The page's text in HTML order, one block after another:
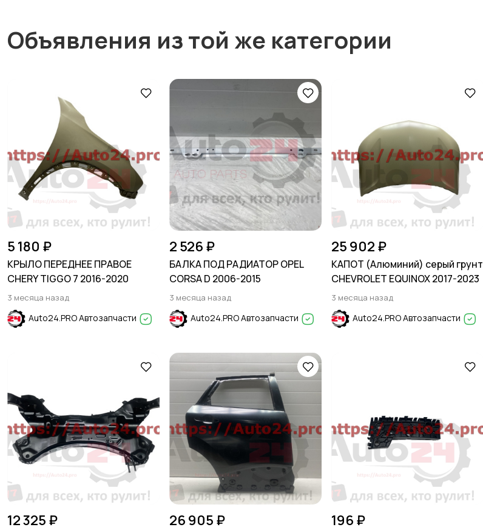
Объявления из той же категории
5 180 ₽
КРЫЛО ПЕРЕДНЕЕ ПРАВОЕ
CHERY TIGGO 7 2016-2020
3 месяца назад
Auto24.PRO Автозапчасти
2 526 ₽
БАЛКА ПОД РАДИАТОР OPEL
CORSA D 2006-2015
3 месяца назад
Auto24.PRO Автозапчасти
25 902 ₽
КАПОТ (Алюминий) серый грунт
CHEVROLET EQUINOX 2017-2023
3 месяца назад
Auto24.PRO Автозапчасти
12 325 ₽ 26 905 ₽ 196 ₽